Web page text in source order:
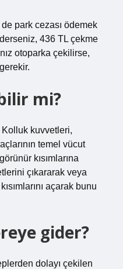
park cezası ödemek
436 TL çekme
otoparka çekilirse,
mi?
Kolluk kuvvetleri,
temel vücut
kısımlarına
çıkararak veya
açarak bunu
gider?
dolayı çekilen